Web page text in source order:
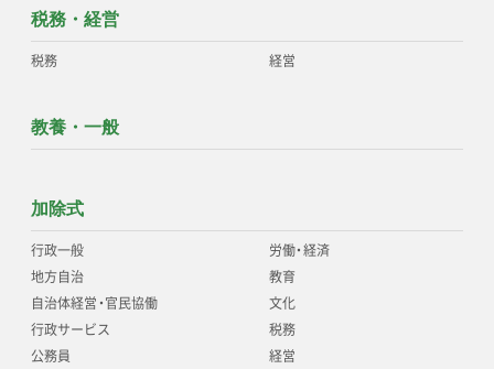
税務・経営
税務 経営
教養・一般
加除式
行政一般
地方自治
自治体経営・官民協働
行政サービス
公務員
労働・経済
教育
文化
税務
経営